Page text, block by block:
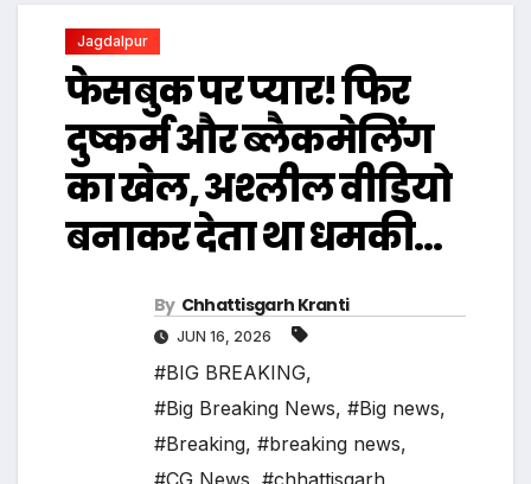
Jagdalpur
फेसबुक पर प्यार! फिर
दुष्कर्म और ब्लैकमेलिंग
का खेल, अश्लील वीडियो
बनाकर देता था धमकी…
By Chhattisgarh Kranti
JUN 16, 2026
#BIG BREAKING,
#Big Breaking News, #Big news,
#Breaking, #breaking news,